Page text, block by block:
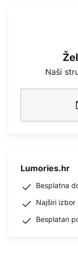
Naši
Lumories.hr
Besplatna
Najširi
Besplatan